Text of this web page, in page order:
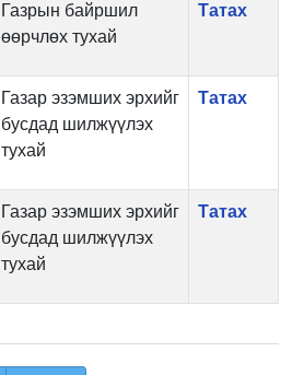
Газрын байршил
өөрчлөх тухай
Татах
Газар эзэмших эрхийг
бусдад шилжүүлэх
тухай
Татах
Газар эзэмших эрхийг
бусдад шилжүүлэх
тухай
Татах